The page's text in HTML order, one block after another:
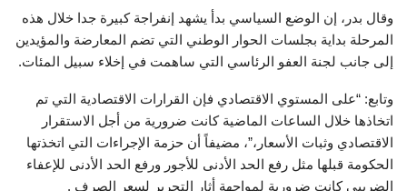
وقال بدر، إن الوضع السياسي بدأ يشهد إنفراجة كبيرة جدا خلال هذه
المرحلة بداية بجلسات الحوار الوطني التي تضم المعارضة والمؤيدين
إلى جانب لجنة العفو الرئاسي التي ساهمت في إخلاء سبيل المئات.
وتابع: “على المستوي الاقتصادي فإن القرارات الاقتصادية التي تم
اتخاذها خلال الساعات الماضية كانت ضرورية من أجل الاستقرار
الاقتصادي وثبات الأسعار،”، مضيفاً أن حزمة الإجراءات التي اتخذتها
الحكومة قبلها مثل رفع الحد الأدنى للأجور ورفع الحد الأدنى للإعفاء
الضريبي كانت ضرورية لمواجهة أثار التحرير لسعر الصرف .